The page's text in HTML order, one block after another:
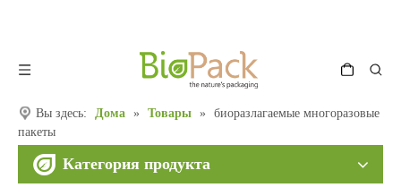
Вы здесь: Дома » Товары »
биоразлагаемые многоразовые
пакеты
Категория продукта